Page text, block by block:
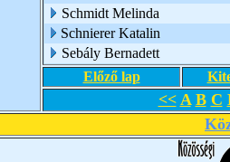
Schmidt Melinda
Schnierer Katalin
Sebály Bernadett
Előző lap
<< A B C